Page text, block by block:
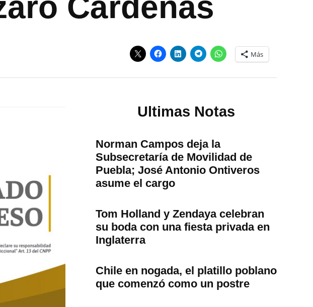
Más
Ultimas Notas
Norman Campos deja la
Subsecretaría de Movilidad de
Puebla; José Antonio Ontiveros
asume el cargo
Tom Holland y Zendaya celebran
su boda con una fiesta privada en
Inglaterra
Chile en nogada, el platillo poblano
que comenzó como un postre